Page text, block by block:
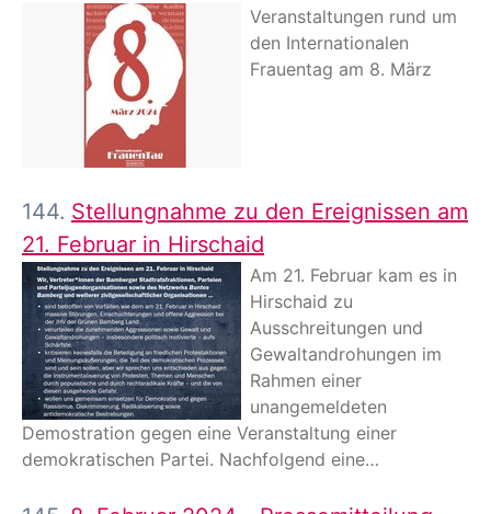
Veranstaltungen rund um
den Internationalen
Frauentag am 8. März
144. Stellungnahme zu den Ereignissen am
21. Februar in Hirschaid
Am 21. Februar kam es in
Hirschaid zu
Ausschreitungen und
Gewaltandrohungen im
Rahmen einer
unangemeldeten
Demostration gegen eine Veranstaltung einer
demokratischen Partei. Nachfolgend eine…